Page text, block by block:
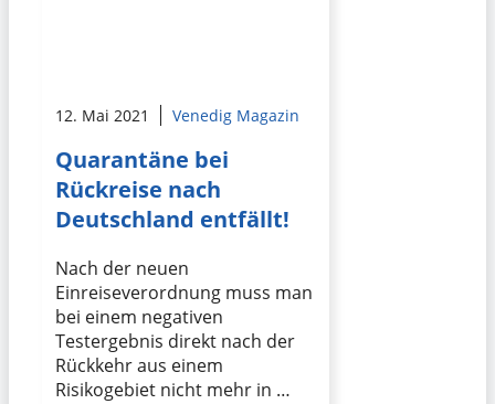
12. Mai 2021 Venedig Magazin
Quarantäne bei
Rückreise nach
Deutschland entfällt!
Nach der neuen
Einreiseverordnung muss man
bei einem negativen
Testergebnis direkt nach der
Rückkehr aus einem
Risikogebiet nicht mehr in …